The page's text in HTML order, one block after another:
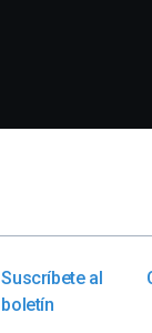
Suscríbete al
boletín